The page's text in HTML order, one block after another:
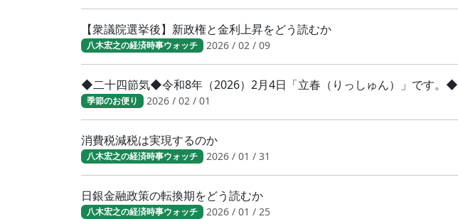
【衆議院選挙後】新政権と金利上昇をどう読むか
八木宏之の経済時事ウォッチ 2026 / 02 / 09
◆二十四節気◆令和8年（2026）2月4日「立春（りっしゅん）」です。◆
季節のお便り 2026 / 02 / 01
消費税減税は実現するのか
八木宏之の経済時事ウォッチ 2026 / 01 / 31
日銀金融政策の転換期をどう読むか
八木宏之の経済時事ウォッチ 2026 / 01 / 25